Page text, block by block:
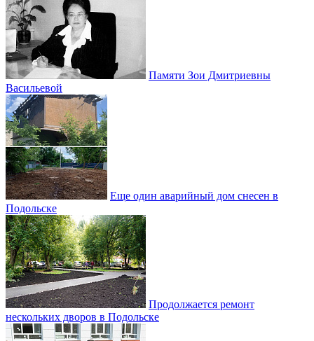
Памяти Зои Дмитриевны
Васильевой
Еще один аварийный дом снесен в
Подольске
Продолжается ремонт
нескольких дворов в Подольске